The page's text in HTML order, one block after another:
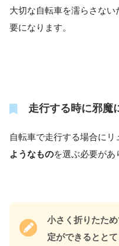
大切な自転車を濡らさな
要になります。
走行する時に邪魔
自転車で走行する場合に
ようなものを選ぶ必要があ
小さく折りたた
定ができるととて